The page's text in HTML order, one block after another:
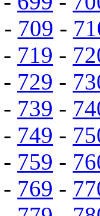
- 709 -
- 719 -
- 729 -
- 739 -
- 749 -
- 759 -
- 769 -